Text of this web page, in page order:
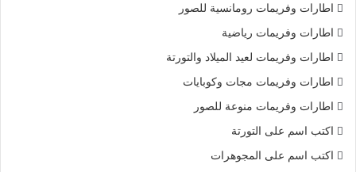
اطارات وفريمات رومانسية للصور
اطارات وفريمات رياضية
اطارات وفريمات لعيد الميلاد والتورتة
اطارات وفريمات مجات وكوبايات
اطارات وفريمات منوعة للصور
اكتب اسم على التورتة
اكتب اسم على المجوهرات